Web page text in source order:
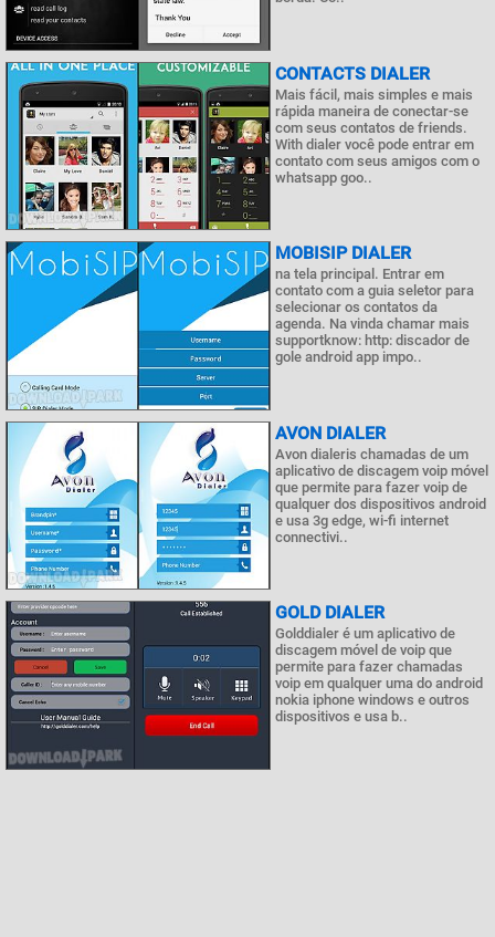
CONTACTS DIALER
Mais fácil, mais simples e mais
rápida maneira de conectar-se
com seus contatos de friends.
With dialer você pode entrar em
contato com seus amigos com o
whatsapp goo..
MOBISIP DIALER
na tela principal. Entrar em
contato com a guia seletor para
selecionar os contatos da
agenda. Na vinda chamar mais
supportknow: http: discador de
gole android app impo..
AVON DIALER
Avon dialeris chamadas de um
aplicativo de discagem voip móvel
que permite para fazer voip de
qualquer dos dispositivos android
e usa 3g edge, wi-fi internet
connectivi..
GOLD DIALER
Golddialer é um aplicativo de
discagem móvel de voip que
permite para fazer chamadas
voip em qualquer uma do android
nokia iphone windows e outros
dispositivos e usa b..